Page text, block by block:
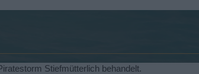
Stiefmütterlich behandelt.